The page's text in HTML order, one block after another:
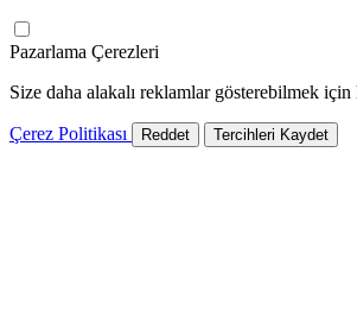
Pazarlama Çerezleri
Size daha alakalı reklamlar gösterebilmek için
Çerez Politikası Reddet Tercihleri Kaydet